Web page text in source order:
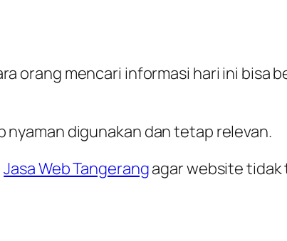
orang mencari informasi hari ini bisa
digunakan dan tetap relevan.
Jasa Web Tangerangagar website